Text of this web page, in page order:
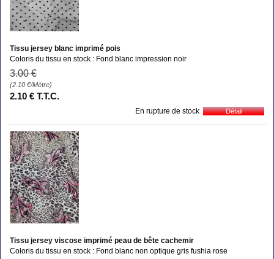
Tissu jersey blanc imprimé pois
Coloris du tissu en stock : Fond blanc impression noir
3.00 €
(2.10 €/Mètre)
2.10 € T.T.C.
En rupture de stock
Tissu jersey viscose imprimé peau de bête cachemir
Coloris du tissu en stock : Fond blanc non optique gris fushia rose